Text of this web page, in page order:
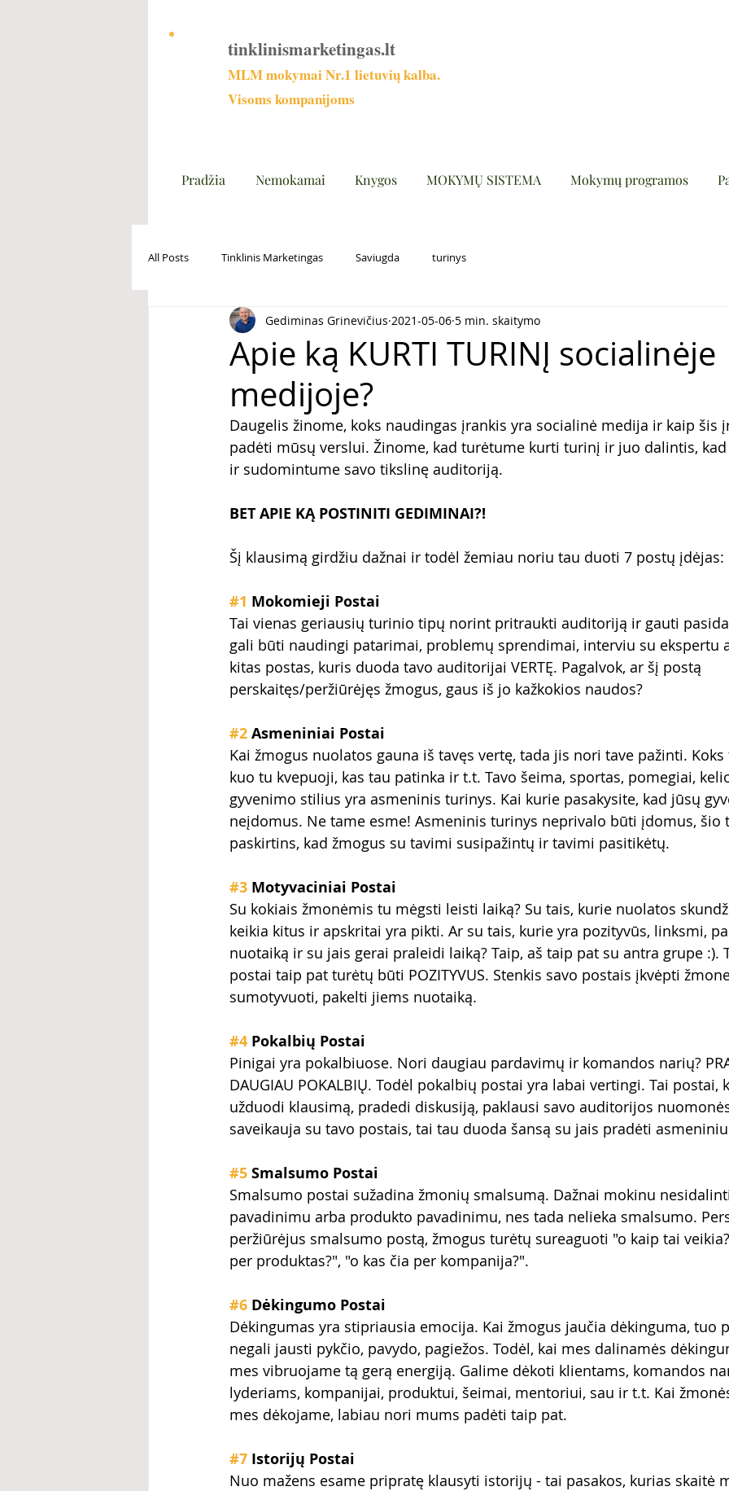
tinklinismarketingas.lt
MLM mokymai Nr.1 lietuvių kalba.
Visoms kompanijoms
Pradžia Nemokamai Knygos MOKYMŲ SISTEMA Mokymų programos
All Posts Tinklinis Marketingas Saviugda turinys
Apie ką KURTI TURINĮ socialinėje
medijoje?
Gediminas Grinevičius 2021-05-06 5 min. skaitymo
Daugelis žinome, koks naudingas įrankis yra socialinė medija ir kaip šis
padėti mūsų verslui. Žinome, kad turėtume kurti turinį ir juo dalintis,
ir sudomintume savo tikslinę auditoriją.
BET APIE KĄ POSTINITI GEDIMINAI?!
Šį klausimą girdžiu dažnai ir todėl žemiau noriu tau duoti 7 postų įdėjas:
#1 Mokomieji Postai
Tai vienas geriausių turinio tipų norint pritraukti auditoriją ir gauti
gali būti naudingi patarimai, problemų sprendimai, interviu su ekspertu
kitas postas, kuris duoda tavo auditorijai VERTĘ. Pagalvok, ar šį postą
perskaitęs/peržiūrėjęs žmogus, gaus iš jo kažkokios naudos?
#2 Asmeniniai Postai
Kai žmogus nuolatos gauna iš tavęs vertę, tada jis nori tave pažinti.
kuo tu kvepuoji, kas tau patinka ir t.t. Tavo šeima, sportas, pomegiai,
gyvenimo stilius yra asmeninis turinys. Kai kurie pasakysite, kad jūsų
neįdomus. Ne tame esme! Asmeninis turinys neprivalo būti įdomus,
paskirtins, kad žmogus su tavimi susipažintų ir tavimi pasitikėtų.
#3 Motyvaciniai Postai
Su kokiais žmonėmis tu mėgsti leisti laiką? Su tais, kurie nuolatos
keikia kitus ir apskritai yra pikti. Ar su tais, kurie yra pozityvūs, linksmi,
nuotaiką ir su jais gerai praleidi laiką? Taip, aš taip pat su antra grupe :).
postai taip pat turėtų būti POZITYVUS. Stenkis savo postais įkvėpti
sumotyvuoti, pakelti jiems nuotaiką.
#4 Pokalbių Postai
Pinigai yra pokalbiuose. Nori daugiau pardavimų ir komandos narių?
DAUGIAU POKALBIŲ. Todėl pokalbių postai yra labai vertingi. Tai
užduodi klausimą, pradedi diskusiją, paklausi savo auditorijos
saveikauja su tavo postais, tai tau duoda šansą su jais pradėti
#5 Smalsumo Postai
Smalsumo postai sužadina žmonių smalsumą. Dažnai mokinu
pavadinimu arba produkto pavadinimu, nes tada nelieka smalsumo.
peržiūrėjus smalsumo postą, žmogus turėtų sureaguoti "o kaip tai
per produktas?", "o kas čia per kompanija?".
#6 Dėkingumo Postai
Dėkingumas yra stipriausia emocija. Kai žmogus jaučia dėkinguma, tuo
negali jausti pykčio, pavydo, pagiežos. Todėl, kai mes dalinamės
mes vibruojame tą gerą energiją. Galime dėkoti klientams, komandos
lyderiams, kompanijai, produktui, šeimai, mentoriui, sau ir t.t. Kai
mes dėkojame, labiau nori mums padėti taip pat.
#7 Istorijų Postai
Nuo mažens esame pripratę klausyti istorijų - tai pasakos, kurias skaitė